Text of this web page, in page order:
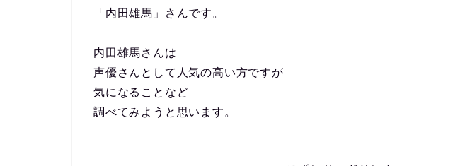
「内田雄馬」さんです。
内田雄馬さんは
声優さんとして人気の高い方ですが
気になることなど
調べてみようと思います。